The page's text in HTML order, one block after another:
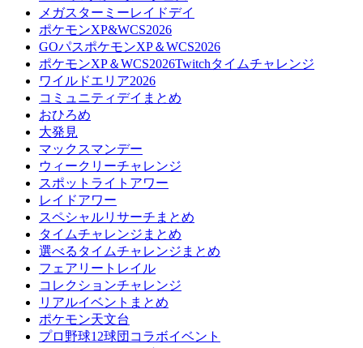
メガスターミーレイドデイ
ポケモンXP&WCS2026
GOパスポケモンXP＆WCS2026
ポケモンXP＆WCS2026Twitchタイムチャレンジ
ワイルドエリア2026
コミュニティデイまとめ
おひろめ
大発見
マックスマンデー
ウィークリーチャレンジ
スポットライトアワー
レイドアワー
スペシャルリサーチまとめ
タイムチャレンジまとめ
選べるタイムチャレンジまとめ
フェアリートレイル
コレクションチャレンジ
リアルイベントまとめ
ポケモン天文台
プロ野球12球団コラボイベント